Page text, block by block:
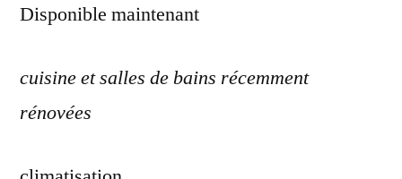
Disponible maintenant
cuisine et salles de bains récemment
rénovées